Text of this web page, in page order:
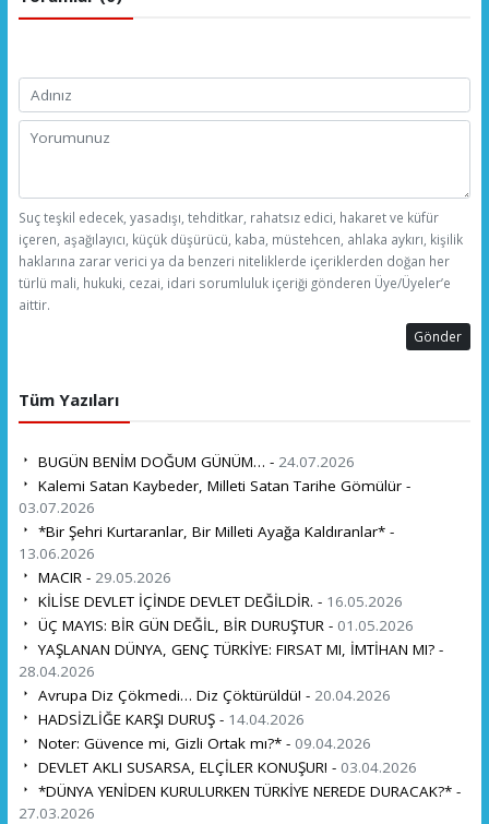
Suç teşkil edecek, yasadışı, tehditkar, rahatsız edici, hakaret ve küfür
içeren, aşağılayıcı, küçük düşürücü, kaba, müstehcen, ahlaka aykırı, kişilik
haklarına zarar verici ya da benzeri niteliklerde içeriklerden doğan her
türlü mali, hukuki, cezai, idari sorumluluk içeriği gönderen Üye/Üyeler’e
aittir.
Gönder
Tüm Yazıları
BUGÜN BENİM DOĞUM GÜNÜM… - 24.07.2026
Kalemi Satan Kaybeder, Milleti Satan Tarihe Gömülür -
03.07.2026
*Bir Şehri Kurtaranlar, Bir Milleti Ayağa Kaldıranlar* -
13.06.2026
MACIR - 29.05.2026
KİLİSE DEVLET İÇİNDE DEVLET DEĞİLDİR. - 16.05.2026
ÜÇ MAYIS: BİR GÜN DEĞİL, BİR DURUŞTUR - 01.05.2026
YAŞLANAN DÜNYA, GENÇ TÜRKİYE: FIRSAT MI, İMTİHAN MI? -
28.04.2026
Avrupa Diz Çökmedi… Diz Çöktürüldü! - 20.04.2026
HADSİZLİĞE KARŞI DURUŞ - 14.04.2026
Noter: Güvence mi, Gizli Ortak mı?* - 09.04.2026
DEVLET AKLI SUSARSA, ELÇİLER KONUŞUR! - 03.04.2026
*DÜNYA YENİDEN KURULURKEN TÜRKİYE NEREDE DURACAK?* -
27.03.2026